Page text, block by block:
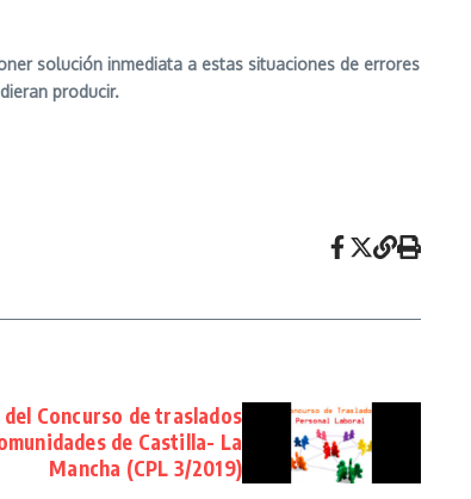
solución inmediata a estas situaciones de errores
producir.
Concurso de traslados
de Castilla- La
Mancha (CPL 3/2019)